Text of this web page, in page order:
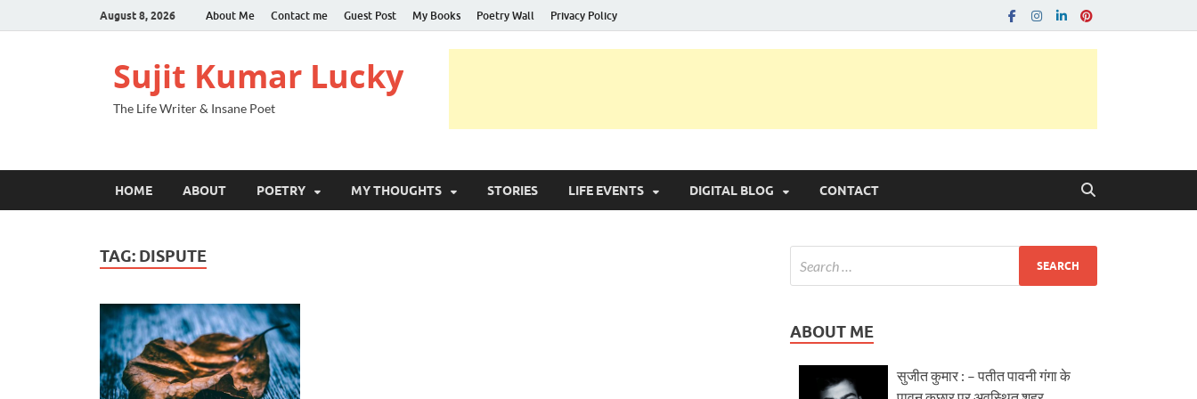
August 8, 2026 About Me Contact me Guest Post My Books Poetry Wall Privacy Policy
Sujit Kumar Lucky
The Life Writer & Insane Poet
HOME ABOUT POETRY MY THOUGHTS STORIES LIFE EVENTS DIGITAL BLOG CONTACT
TAG: DISPUTE
ABOUT ME
सुजीत कुमार : – पतीत पावनी गंगा के